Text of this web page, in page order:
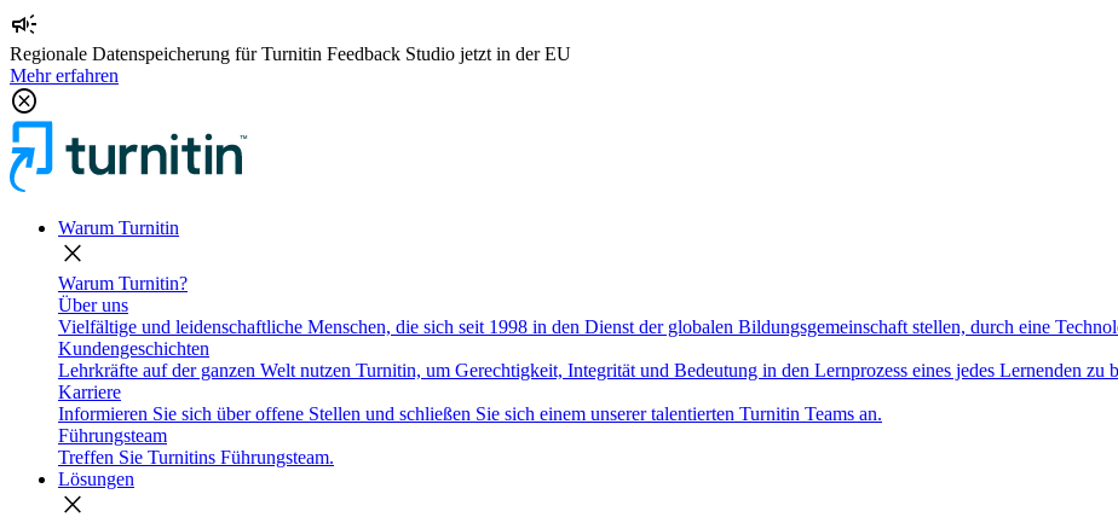
campaign
Regionale Datenspeicherung für Turnitin Feedback Studio jetzt in der EU
Mehr erfahren
cancel
Warum Turnitin
close
Warum Turnitin?
Über uns
Vielfältige und leidenschaftliche Menschen, die sich seit 1998 in den Dienst der globalen Bildungsgemeinschaft stellen, durch eine
Kundengeschichten
Lehrkräfte auf der ganzen Welt nutzen Turnitin, um Gerechtigkeit, Integrität und Bedeutung in den Lernprozess eines jedes Lernenden zu
Karriere
Informieren Sie sich über offene Stellen und schließen Sie sich einem unserer talentierten Turnitin Teams an.
Führungsteam
Treffen Sie Turnitins Führungsteam.
Lösungen
close